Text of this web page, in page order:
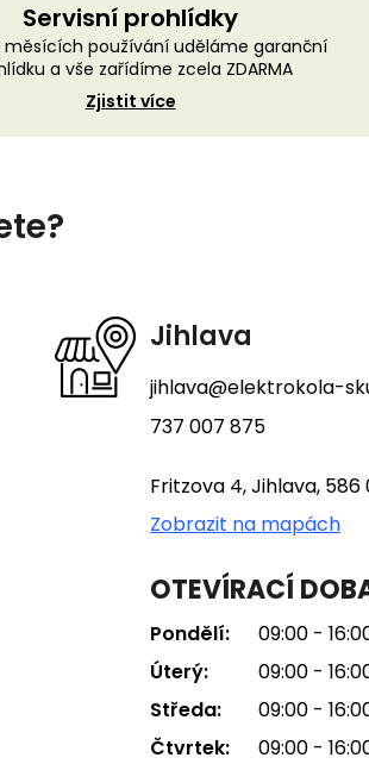
Servisní prohlídky
měsících používání uděláme garanční
a vše zařídíme zcela ZDARMA
Zjistit více
Jihlava
jihlava@elektrokola-
737 007 875
Fritzova 4, Jihlava, 586
Zobrazit na mapách
OTEVÍRACÍ
Pondělí:
09:00 -
Úterý:
09:00 -
Středa:
09:00 -
Čtvrtek:
09:00 -